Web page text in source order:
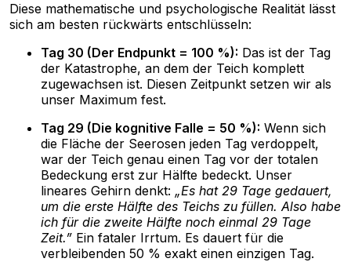
Diese mathematische und psychologische Realität lässt
sich am besten rückwärts entschlüsseln:
Tag 30 (Der Endpunkt = 100 %): Das ist der Tag
der Katastrophe, an dem der Teich komplett
zugewachsen ist. Diesen Zeitpunkt setzen wir als
unser Maximum fest.
Tag 29 (Die kognitive Falle = 50 %): Wenn sich
die Fläche der Seerosen jeden Tag verdoppelt,
war der Teich genau einen Tag vor der totalen
Bedeckung erst zur Hälfte bedeckt. Unser
lineares Gehirn denkt: „Es hat 29 Tage gedauert,
um die erste Hälfte des Teichs zu füllen. Also habe
ich für die zweite Hälfte noch einmal 29 Tage
Zeit.” Ein fataler Irrtum. Es dauert für die
verbleibenden 50 % exakt einen einzigen Tag.